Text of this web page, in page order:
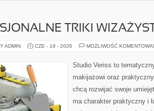
TRIKI
ADMIN CZE - 19 - 2026 MOŻLIWOŚĆ
Studio Veriss to
makijażowi oraz
chcą rozwijać swoje
ma charakter praktyczny i